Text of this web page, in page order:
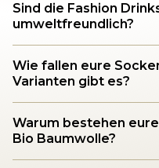
Sind die Fashion
umweltfreundlich?
Wie fallen eure
Varianten gibt es?
Warum bestehen
Bio Baumwolle?